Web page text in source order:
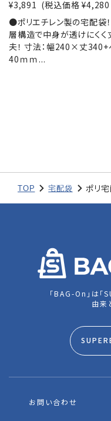
¥3,891 (税込価格 ¥4,280
●ポリエチレン製の宅配袋
層構造で中身が透けにくく
夫！ 寸法：幅240×丈340+
40ｍｍ...
TOP 宅配袋 ポリ
「BAG-On」は「
由来
お問い合わせ